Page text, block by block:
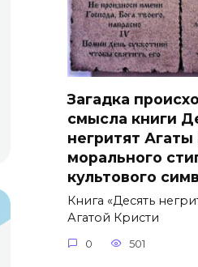
Загадка
смысла книги
негритят
морального
культового
Книга «Десять
Агатой Кристи
0 501